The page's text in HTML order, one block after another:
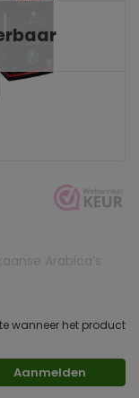
wanneer het product
Aanmelden